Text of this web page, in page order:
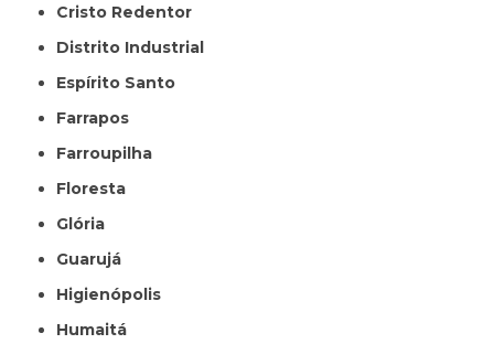
Cristo Redentor
Distrito Industrial
Espírito Santo
Farrapos
Farroupilha
Floresta
Glória
Guarujá
Higienópolis
Humaitá